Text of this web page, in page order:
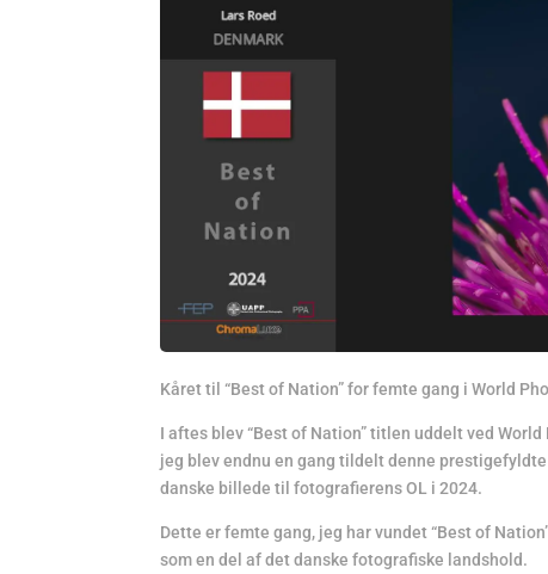
Kåret til “Best of Nation” for femte gang i World
I aftes blev “Best of Nation” titlen uddelt ved
jeg blev endnu en gang tildelt denne
danske billede til fotografierens OL i 2024.
Dette er femte gang, jeg har vundet “Best of
som en del af det danske fotografiske landshold.